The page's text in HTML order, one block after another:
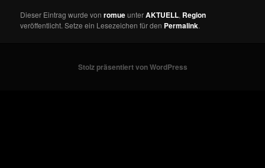
Dieser Eintrag wurde vonromueunterAKTUELL, Region
veröffentlicht. Setze ein Lesezeichen für den Permalink.
Stolz präsentiert von WordPress